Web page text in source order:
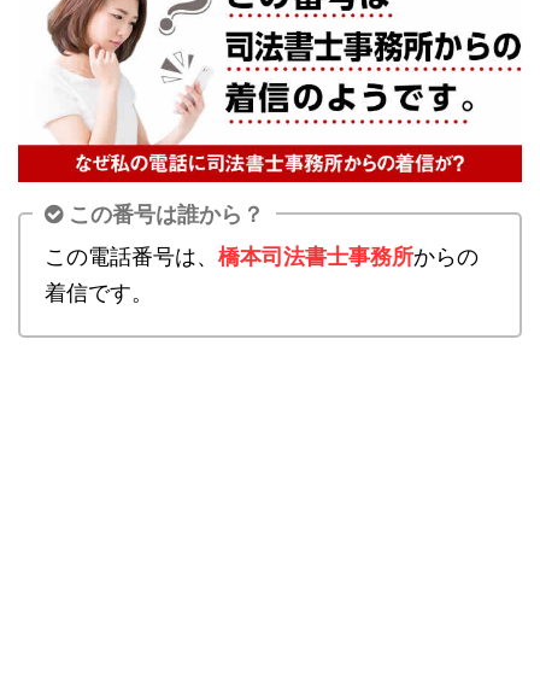
この番号は誰から？
この電話番号は、 橋本司法書士事務所からの
着信です。